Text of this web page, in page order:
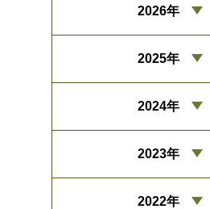
2026年
2025年
2024年
2023年
2022年